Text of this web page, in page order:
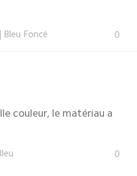
Bleu Foncé 0
couleur, le matériau a
0